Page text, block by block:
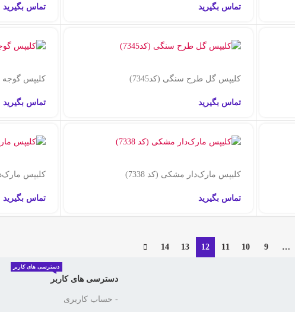
تماس بگیرید تماس بگیرید
کلیپس گل طرح سنگی‌ (کد7345)
تماس بگیرید
کلیپس گوجه ای
تماس بگیرید
کلیپس مارک‌دار مشکی ‌(کد 7338)
تماس بگیرید
کلیپس
تماس بگیرید
…
9
10
11
12
13
14
دسترسی های کاربر
دسترسی های کاربر
- حساب کاربری